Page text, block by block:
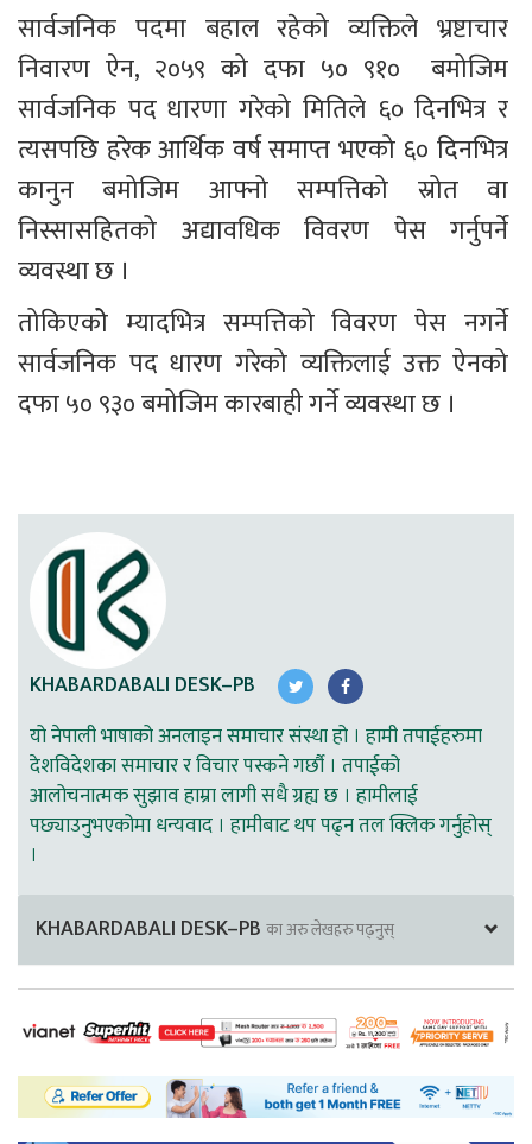
सार्वजनिक पदमा बहाल रहेको व्यक्तिले भ्रष्टाचार
निवारण ऐन, २०५९ को दफा ५० ९१०  बमोजिम
सार्वजनिक पद धारणा गरेको मितिले ६० दिनभित्र र
त्यसपछि हरेक आर्थिक वर्ष समाप्त भएको ६० दिनभित्र
कानुन बमोजिम आफ्नो सम्पत्तिको स्रोत वा
निस्सासहितको अद्यावधिक विवरण पेस गर्नुपर्ने
व्यवस्था छ ।
तोकिएकोे म्यादभित्र सम्पत्तिको विवरण पेस नगर्ने
सार्वजनिक पद धारण गरेको व्यक्तिलाई उक्त ऐनको
दफा ५० ९३० बमोजिम कारबाही गर्ने व्यवस्था छ ।
KHABARDABALI DESK–PB
यो नेपाली भाषाको अनलाइन समाचार संस्था हो । हामी तपाईहरुमा
देशविदेशका समाचार र विचार पस्कने गर्छौ । तपाईको
आलोचनात्मक सुझाव हाम्रा लागी सधै ग्रह्य छ । हामीलाई
पछ्याउनुभएकोमा धन्यवाद । हामीबाट थप पढ्न तल क्लिक गर्नुहोस्
।
KHABARDABALI DESK–PB का अरु लेखहरु पढ्नुस्